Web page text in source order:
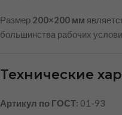
Размер 200×200 мм
большинства рабочих
Технические
Артикул по ГОСТ: 01-93